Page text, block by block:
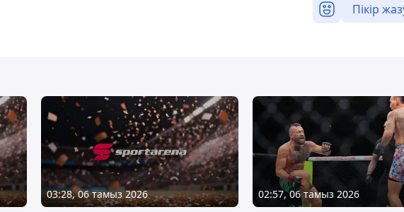
Пікір
03:28, 06 тамыз 2026 02:57, 06 тамыз 2026